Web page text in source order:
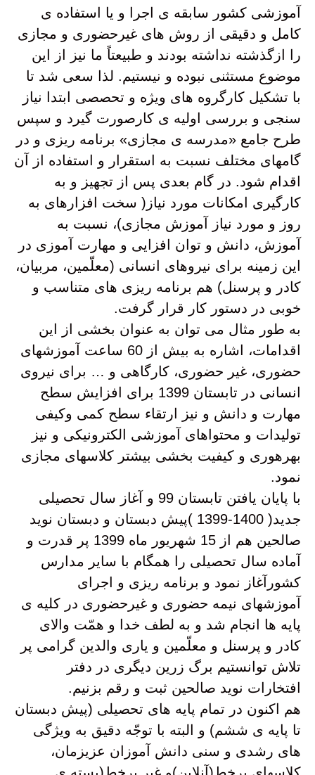
آموزشی کشور سابقه ی اجرا و یا استفاده ی
کامل و دقیقی از روش های غیرحضوری و مجازی
را ازگذشته نداشته بودند و طبیعتاً ما نیز از این
موضوع مستثنی نبوده و نیستیم. لذا سعی شد تا
با تشکیل کارگروه های ویژه و تحصصی ابتدا نیاز
سنجی و بررسی اولیه ی کارصورت گیرد و سپس
طرح جامع «مدرسه ی مجازی» برنامه ریزی و در
گامهای مختلف نسبت به استقرار و استفاده از آن
اقدام شود. در گام بعدی پس از تجهیز و به
کارگیری امکانات مورد نیاز( سخت افزارهای به
روز و مورد نیاز آموزش مجازی)، نسبت به
آموزش، دانش و توان افزایی و مهارت آموزی در
این زمینه برای نیروهای انسانی (معلّمین، مربیان،
کادر و پرسنل) هم برنامه ریزی های متناسب و
خوبی در دستور کار قرار گرفت.
به طور مثال می توان به عنوان بخشی از این
اقدامات، اشاره به بیش از 60 ساعت آموزشهای
حضوری، غیر حضوری، کارگاهی و … برای نیروی
انسانی در تابستان 1399 برای افزایش سطح
مهارت و دانش و نیز ارتقاء سطح کمی وکیفی
تولیدات و محتواهای آموزشی الکترونیکی و نیز
بهرهوری و کیفیت بخشی بیشتر کلاسهای مجازی
نمود.
با پایان یافتن تابستان 99 و آغاز سال تحصیلی
جدید( 1400-1399 )پیش دبستان و دبستان نوید
صالحین هم از 15 شهریور ماه 1399 پر قدرت و
آماده سال تحصیلی را همگام با سایر مدارس
کشورآغاز نمود و برنامه ریزی و اجرای
آموزشهای نیمه حضوری و غیرحضوری در کلیه ی
پایه ها انجام شد و به لطف خدا و همّت والای
کادر و پرسنل و معلّمین و یاری والدین گرامی پر
تلاش توانستیم برگ زرین دیگری در دفتر
افتخارات نوید صالحین ثبت و رقم بزنیم.
هم اکنون در تمام پایه های تحصیلی (پیش دبستان
تا پایه ی ششم) و البته با توجّه دقیق به ویژگی
های رشدی و سنی دانش آموزان عزیزمان،